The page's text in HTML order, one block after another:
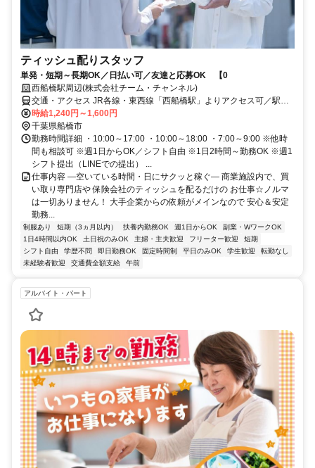
ティッシュ配りスタッフ
単発・短期～長期OK／日払い可／友達と応募OK 【0
西船橋駅周辺(株式会社チーム・チャンネル)
交通・アクセス JR各線・東西線「西船橋駅」よりアクセス可／駅近5
分以内 ※直行直帰OK
時給1,240円～1,600円
千葉県船橋市
勤務時間詳細 ・10:00～17:00 ・10:00～18:00 ・7:00～9:00 ※他時
間も相談可 ※週1日からOK／シフト自由 ※1日2時間～勤務OK ※週1
シフト提出（LINEでの提出） ...
仕事内容 ―空いている時間・日にサクッと稼ぐ― 商業施設内で、買
い取り専門店や 保険会社のティッシュを配るだけの お仕事☆ノルマ
は一切ありません！ 大手企業からの依頼がメインなので 安心＆安定
勤務...
制服あり 短期（3ヵ月以内） 扶養内勤務OK 週1日からOK
副業・WワークOK
1日4時間以内OK
土日祝のみOK 主婦・主夫歓迎 フリーター歓迎
短期
シフト自由
学歴不問 即日勤務OK 固定時間制 平日のみOK 学生歓迎
転勤なし
未経験者歓迎
交通費全額支給 午前
アルバイト・パート